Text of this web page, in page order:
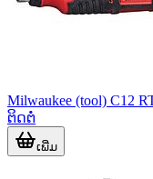
Milwaukee (tool) C12
ຕິດຕໍ່
ເພີ່ມ